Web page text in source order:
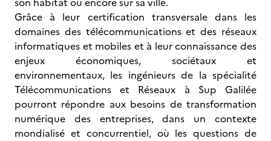
Grâce à leur certification transversale dans les
domaines des télécommunications et des réseaux
informatiques et mobiles et à leur connaissance des
enjeux économiques, sociétaux et
environnementaux, les ingénieurs de la spécialité
Télécommunications et Réseaux à Sup Galilée
pourront répondre aux besoins de transformation
numérique des entreprises, dans un contexte
mondialisé et concurrentiel, où les questions de